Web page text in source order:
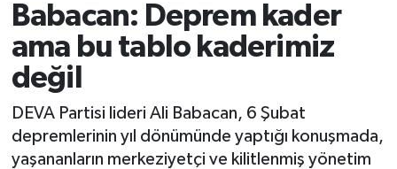
Babacan: Deprem kader
ama bu tablo kaderimiz
değil
DEVA Partisi lideri Ali Babacan, 6 Şubat
depremlerinin yıl dönümünde yaptığı konuşmada,
yaşananların merkeziyetçi ve kilitlenmiş yönetim
Genel
Güncel
Güvenlik
Tüm Manşetler
Son Dakika Haberleri
Haber Arşivi